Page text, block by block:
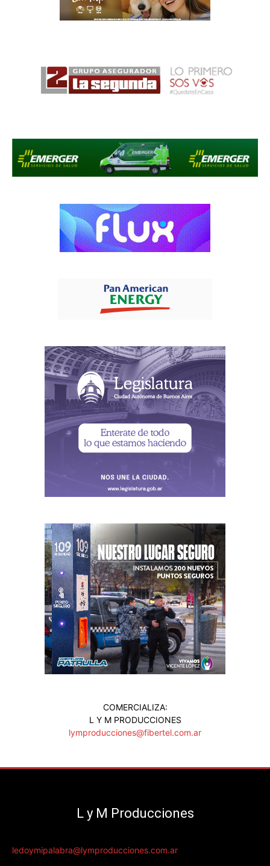
COMERCIALIZA:
L Y M PRODUCCIONES
lymproducciones@fibertel.com.ar
L y M Producciones
ledoymipalabra@lymproducciones.com.ar